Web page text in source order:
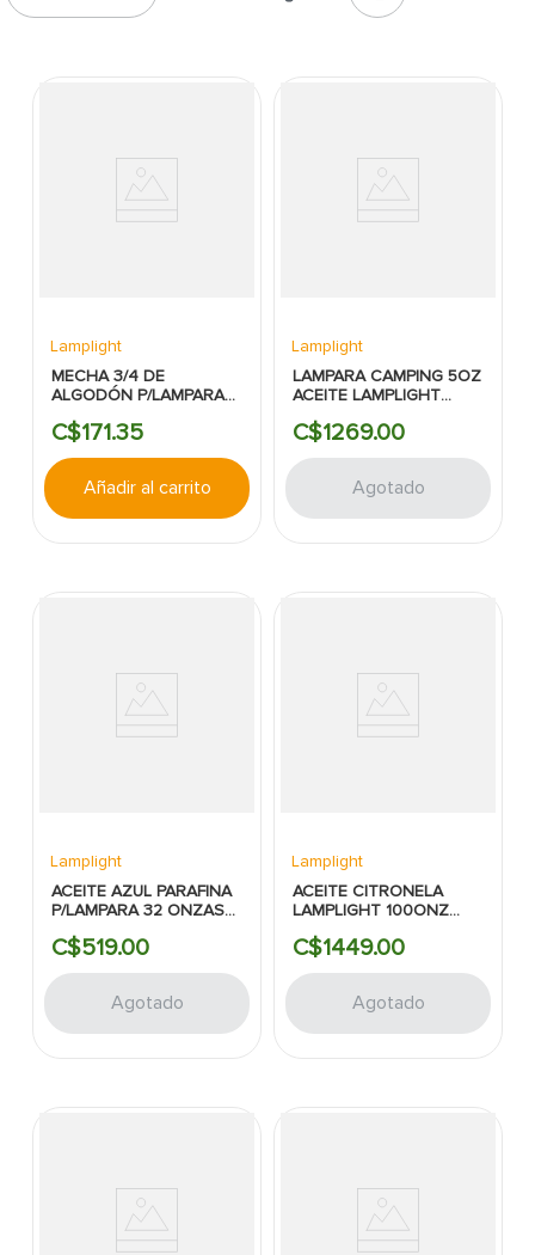
Lamplight
MECHA 3/4 DE
ALGODÓN P/LAMPARA
C$171.35
Añadir al carrito
Lamplight
LAMPARA CAMPING 5OZ
ACEITE LAMPLIGHT
C$1269.00
Agotado
Lamplight
ACEITE AZUL PARAFINA
P/LAMPARA 32 ONZAS
C$519.00
Agotado
Lamplight
ACEITE CITRONELA
LAMPLIGHT 100ONZ
C$1449.00
Agotado
azulejo